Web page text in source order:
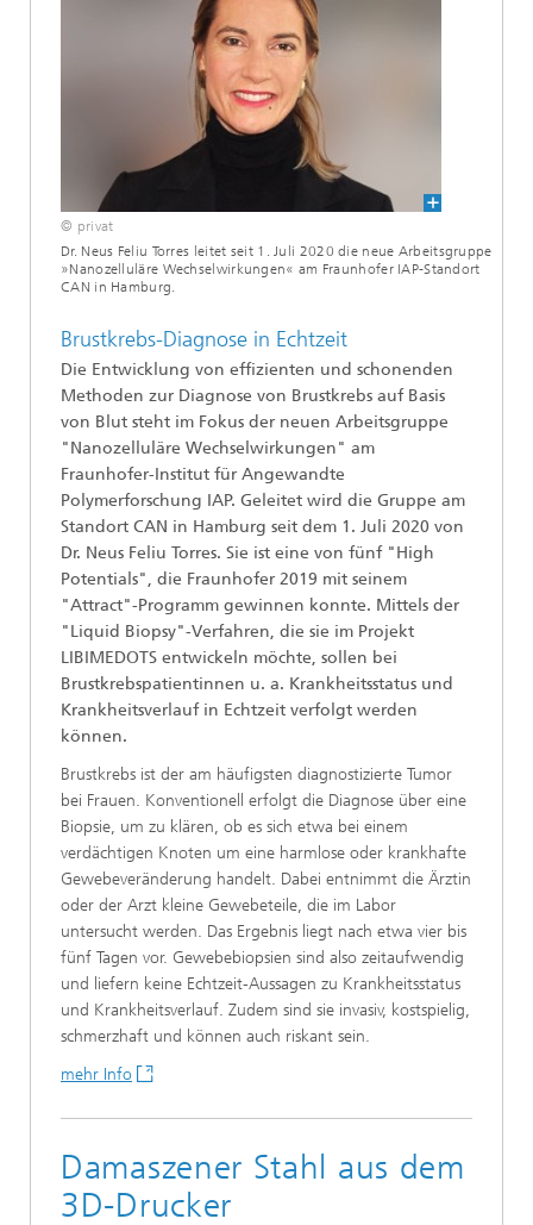
© privat
Dr. Neus Feliu Torres leitet seit 1. Juli 2020 die neue Arbeitsgruppe
»Nanozelluläre Wechselwirkungen« am Fraunhofer IAP-Standort
CAN in Hamburg.
Brustkrebs-Diagnose in Echtzeit
Die Entwicklung von effizienten und schonenden
Methoden zur Diagnose von Brustkrebs auf Basis
von Blut steht im Fokus der neuen Arbeitsgruppe
"Nanozelluläre Wechselwirkungen" am
Fraunhofer-Institut für Angewandte
Polymerforschung IAP. Geleitet wird die Gruppe am
Standort CAN in Hamburg seit dem 1. Juli 2020 von
Dr. Neus Feliu Torres. Sie ist eine von fünf "High
Potentials", die Fraunhofer 2019 mit seinem
"Attract"-Programm gewinnen konnte. Mittels der
"Liquid Biopsy"-Verfahren, die sie im Projekt
LIBIMEDOTS entwickeln möchte, sollen bei
Brustkrebspatientinnen u. a. Krankheitsstatus und
Krankheitsverlauf in Echtzeit verfolgt werden
können.
Brustkrebs ist der am häufigsten diagnostizierte Tumor
bei Frauen. Konventionell erfolgt die Diagnose über eine
Biopsie, um zu klären, ob es sich etwa bei einem
verdächtigen Knoten um eine harmlose oder krankhafte
Gewebeveränderung handelt. Dabei entnimmt die Ärztin
oder der Arzt kleine Gewebeteile, die im Labor
untersucht werden. Das Ergebnis liegt nach etwa vier bis
fünf Tagen vor. Gewebebiopsien sind also zeitaufwendig
und liefern keine Echtzeit-Aussagen zu Krankheitsstatus
und Krankheitsverlauf. Zudem sind sie invasiv, kostspielig,
schmerzhaft und können auch riskant sein.
mehr Info
Damaszener Stahl aus dem
3D-Drucker